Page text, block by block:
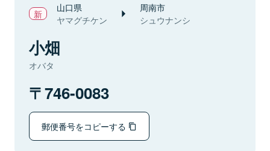
山口県
ヤマグチケン
周南市
シュウナンシ
小畑
オバタ
746-0083
郵便番号をコピーする